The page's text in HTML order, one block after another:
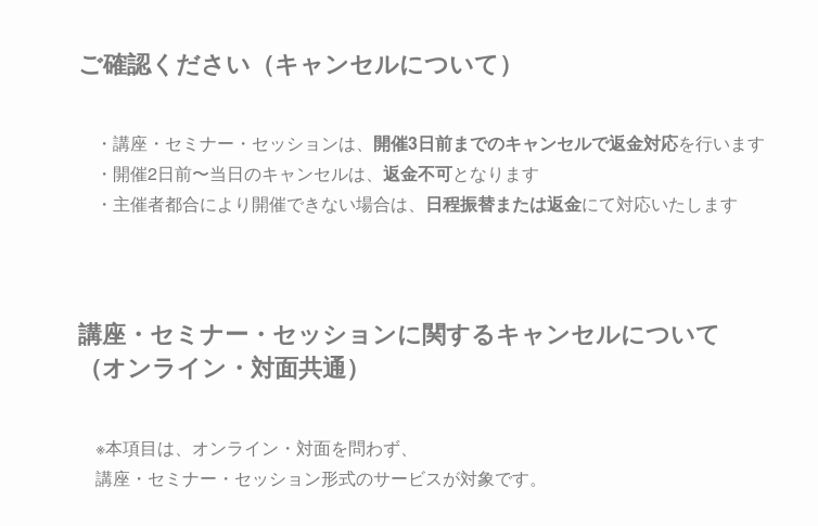
ご確認ください（キャンセルについて）
・講座・セミナー・セッションは、 開催3日前までのキャンセルで返金対応を行います
・開催2日前〜当日のキャンセルは、 返金不可となります
・主催者都合により開催できない場合は、 日程振替または返金にて対応いたします
講座・セミナー・セッションに関するキャンセルについて
（オンライン・対面共通）
※本項目は、オンライン・対面を問わず、
講座・セミナー・セッション形式のサービスが対象です。